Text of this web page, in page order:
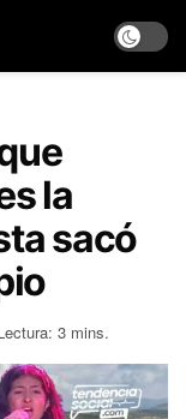
la
sacó
3 mins.